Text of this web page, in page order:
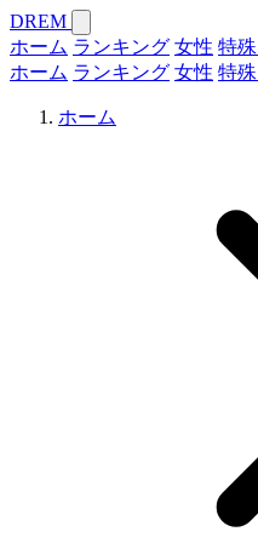
DREM
ホーム ランキング 女性 特
ホーム ランキング 女性 特
ホーム